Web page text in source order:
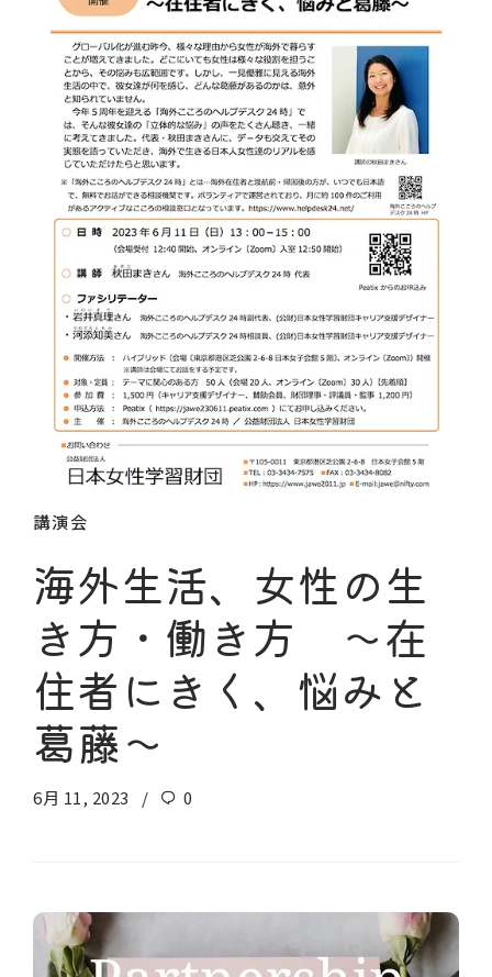
講演会
海外生活、女性の生
き方・働き方 ～在
住者にきく、悩みと
葛藤～
6月 11, 2023 0